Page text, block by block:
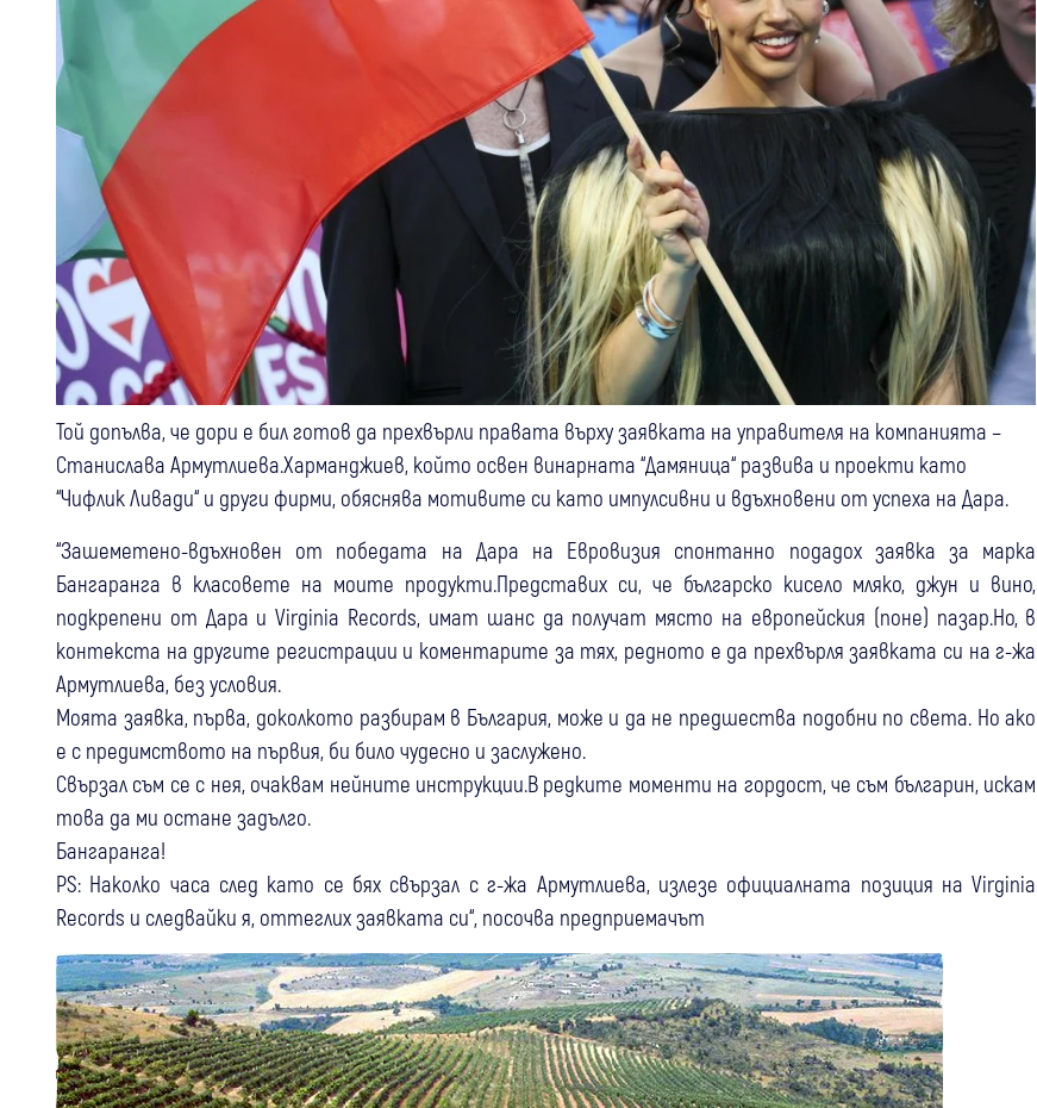
Той допълва, че дори е бил готов да прехвърли правата върху заявката на управителя на компанията –
Станислава Армутлиева.Харманджиев, който освен винарната “Дамяница“ развива и проекти като
“Чифлик Ливади“ и други фирми, обяснява мотивите си като импулсивни и вдъхновени от успеха на Дара.
“Зашеметено-вдъхновен от победата на Дара на Евровизия спонтанно подадох заявка за марка
Бангаранга в класовете на моите продукти.Представих си, че българско кисело мляко, джун и вино,
подкрепени от Дара и Virginia Records, имат шанс да получат място на европейския (поне) пазар.Но, в
контекста на другите регистрации и коментарите за тях, редното е да прехвърля заявката си на г-жа
Армутлиева, без условия.
Моята заявка, първа, доколкото разбирам в България, може и да не предшества подобни по света. Но ако
е с предимството на първия, би било чудесно и заслужено.
Свързал съм се с нея, очаквам нейните инструкции.В редките моменти на гордост, че съм българин, искам
това да ми остане задълго.
Бангаранга!
PS: Наколко часа след като се бях свързал с г-жа Армутлиева, излезе официалната позиция на Virginia
Records и следвайки я, оттеглих заявката си“, посочва предприемачът